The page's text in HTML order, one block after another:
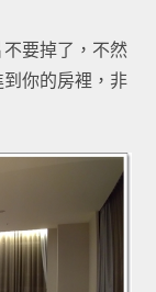
要掉了，不然
你的房裡，非